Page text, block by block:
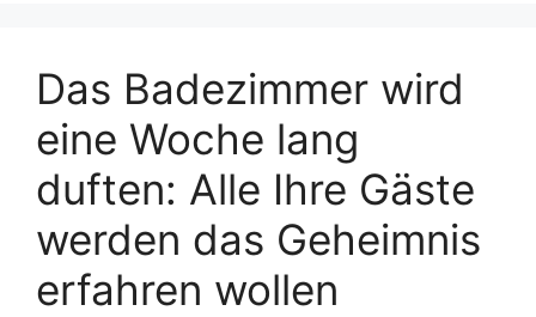
Das Badezimmer wird
eine Woche lang
duften: Alle Ihre Gäste
werden das Geheimnis
erfahren wollen